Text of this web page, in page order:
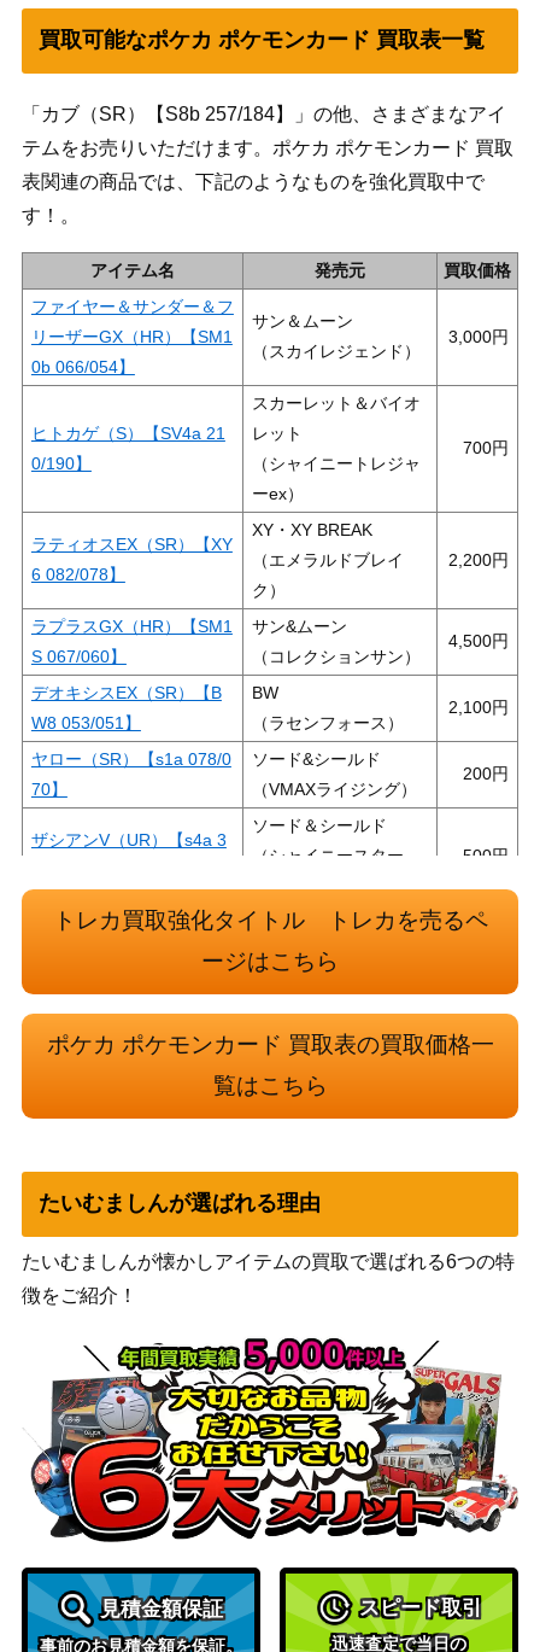
買取可能なポケカ ポケモンカード 買取表一覧
「カブ（SR）【S8b 257/184】」の他、さまざまなアイ
テムをお売りいただけます。ポケカ ポケモンカード 買取
表関連の商品では、下記のようなものを強化買取中で
す！。
アイテム名 発売元
買取価格
ファイヤー＆サンダー＆フ
リーザーGX（HR）【SM1
0b 066/054】
サン＆ムーン
（スカイレジェンド）
3,000
ヒトカゲ（S）【SV4a 21
0/190】
スカーレット＆バイオ
レット
（シャイニートレジャ
ーex）
700
ラティオスEX（SR）【XY
6 082/078】
XY・XY BREAK
（エメラルドブレイ
ク）
2,200
ラプラスGX（HR）【SM1
S 067/060】
サン&ムーン
（コレクションサン）
4,500
デオキシスEX（SR）【B
W8 053/051】
BW
（ラセンフォース）
2,100
ヤロー（SR）【s1a 078/0
70】
ソード&シールド
（VMAXライジング）
200
ザシアンV（UR）【s4a 3
ソード＆シールド
（シャイニースター
V）
500
バンギラスEX（SR）【XY
XY・XY BREAK
（バンデットリング）
3,200
R）【s12a 210/172】
（VSTARユニバース）
ドラピオンV（SAR）【s1
ソード&シールド
（VSTARユニバース）
ファイヤー＆サンダー＆フ
サン&ムーン
頂への雪道（UR）【S10D
ソード&シールド
フーディンEX（SR）【XY
メロコ（SR）【SV8a 19
8/187】
スカーレット＆バイオ
レット
（テラスタルフェス
ex）
350
アローラキュウコンGX
（HR）【SM2K 057/05
0】
サン&ムーン
（キミを待つ島々）
3,000
ジュナイパーGX（HR）
【SM1+ 059/051】
サン&ムーン
（強化拡張パック サン
&ムーン）
1,900
トレカ買取強化タイトル トレカを売るペ
ージはこちら
ポケカ ポケモンカード 買取表の買取価格一
覧はこちら
たいむましんが選ばれる理由
たいむましんが懐かしアイテムの買取で選ばれる6つの特
徴をご紹介！
見積金額保証
事前のお見積金額を保証。
スピード取引
迅速査定で当日の